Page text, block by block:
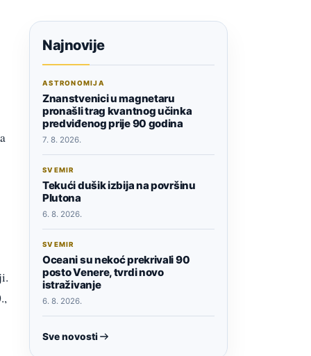
Najnovije
ASTRONOMIJA
Znanstvenici u magnetaru
pronašli trag kvantnog učinka
predviđenog prije 90 godina
7. 8. 2026.
SVEMIR
Tekući dušik izbija na površinu
Plutona
6. 8. 2026.
SVEMIR
Oceani su nekoć prekrivali 90
posto Venere, tvrdi novo
istraživanje
6. 8. 2026.
Sve novosti